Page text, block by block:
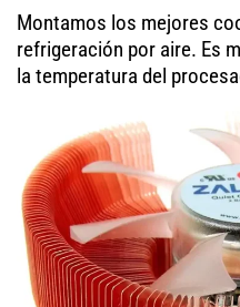
Montamos los mejores
refrigeración por aire. Es
la temperatura del